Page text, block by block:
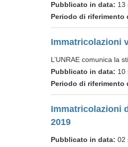
Pubblicato in data: 13
Periodo di riferimento
Immatricolazioni
L’UNRAE comunica la
Pubblicato in data: 10
Periodo di riferimento
Immatricolazioni
2019
Pubblicato in data: 02